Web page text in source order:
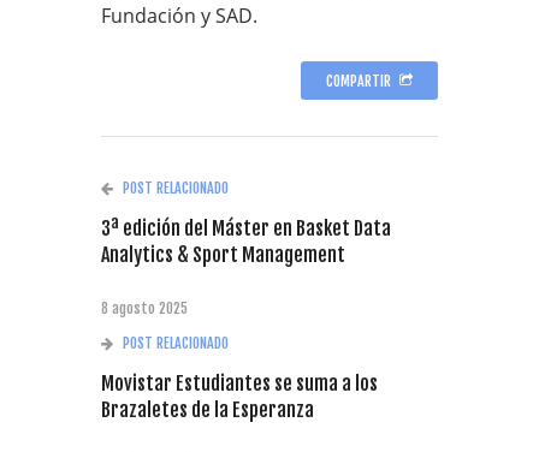
Fundación y SAD.
COMPARTIR
POST RELACIONADO
3ª edición del Máster en Basket Data
Analytics & Sport Management
8 agosto 2025
POST RELACIONADO
Movistar Estudiantes se suma a los
Brazaletes de la Esperanza